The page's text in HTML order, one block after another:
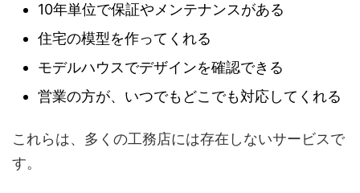
10年単位で保証やメンテナンスがある
住宅の模型を作ってくれる
モデルハウスでデザインを確認できる
営業の方が、いつでもどこでも対応してくれる
これらは、多くの工務店には存在しないサービスで
す。